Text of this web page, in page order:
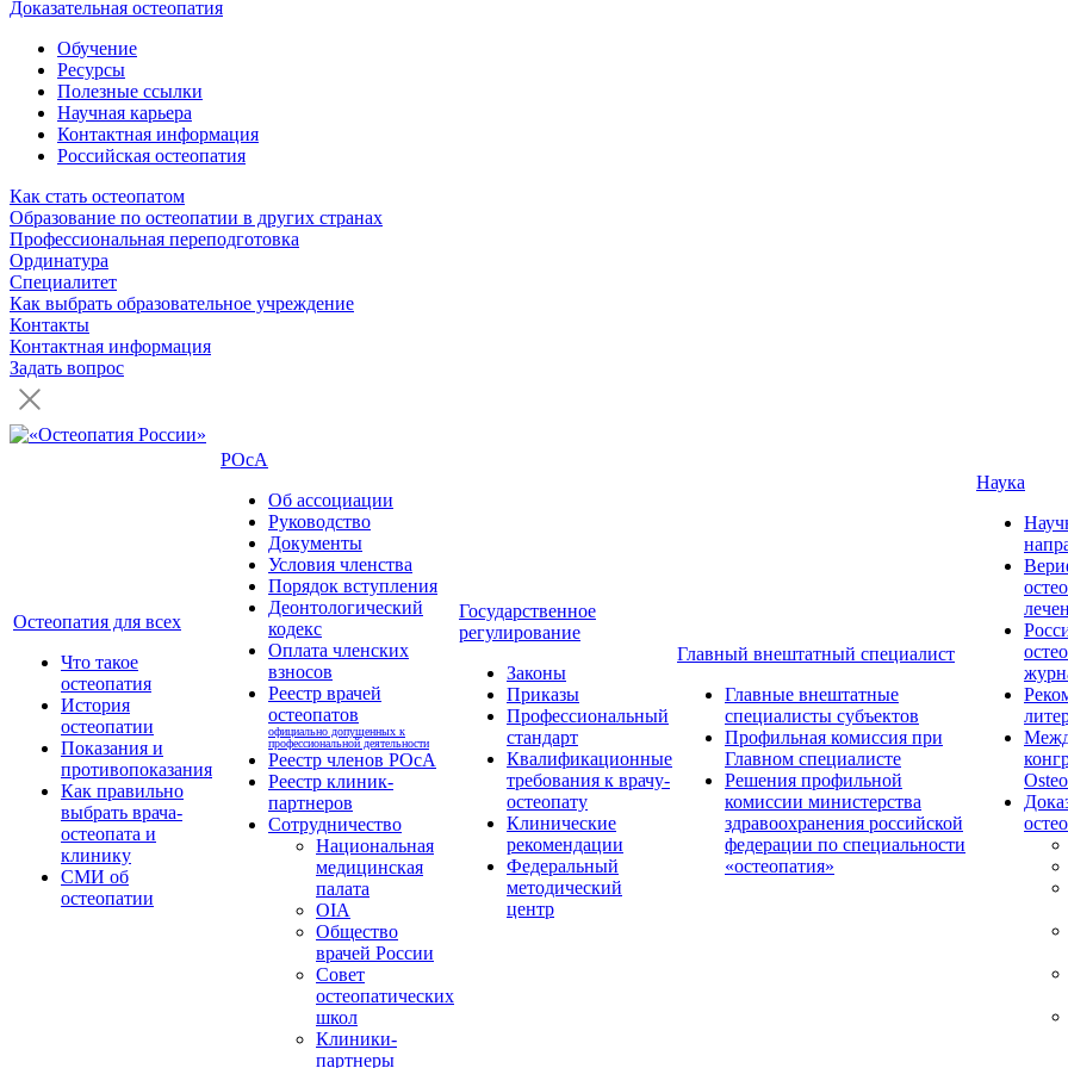
Доказательная остеопатия
Обучение
Ресурсы
Полезные ссылки
Научная карьера
Контактная информация
Российская остеопатия
Как стать остеопатом
Образование по остеопатии в других странах
Профессиональная переподготовка
Ординатура
Специалитет
Как выбрать образовательное учреждение
Контакты
Контактная информация
Задать вопрос
Остеопатия для всех
Что такое
остеопатия
История
остеопатии
Показания и
противопоказания
Как правильно
выбрать врача-
остеопата и
клинику
СМИ об
остеопатии
РОсА
Об ассоциации
Руководство
Документы
Условия членства
Порядок вступления
Деонтологический
кодекс
Оплата членских
взносов
Реестр врачей
остеопатов
официально допущенных к
профессиональной деятельности
Реестр членов РОсА
Реестр клиник-
партнеров
Сотрудничество
Национальная
медицинская
палата
OIA
Общество
врачей России
Совет
остеопатических
школ
Клиники-
партнеры
Государственное
регулирование
Законы
Приказы
Профессиональный
стандарт
Квалификационные
требования к врачу-
остеопату
Клинические
рекомендации
Федеральный
методический
центр
Главный внештатный специалист
Главные внештатные
специалисты субъектов
Профильная комиссия при
Главном специалисте
Решения профильной
комиссии министерства
здравоохранения российской
федерации по специальности
«остеопатия»
Наука